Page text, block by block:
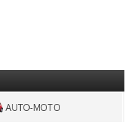
AUTO-MOTO